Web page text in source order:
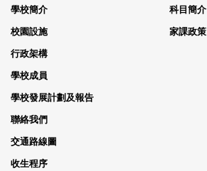
學校簡介
校園設施
行政架構
學校成員
學校發展計劃及報告
聯絡我們
交通路線圖
收生程序
科目簡介
家課政策